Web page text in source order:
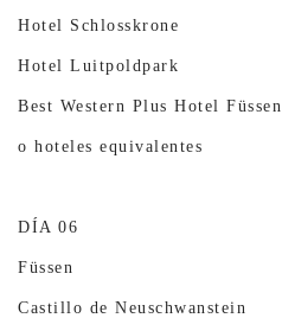
Hotel Schlosskrone
Hotel Luitpoldpark
Best Western Plus Hotel Füssen
o hoteles equivalentes
DÍA 06
Füssen
Castillo de Neuschwanstein